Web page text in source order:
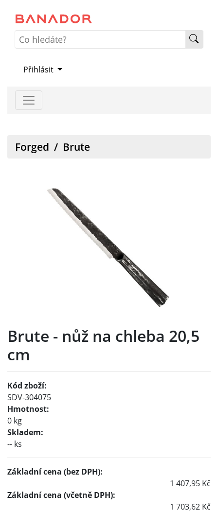
Přihlásit
Forged / Brute
Brute - nůž na chleba 20,5
cm
Kód zboží:
SDV-304075
Hmotnost:
0 kg
Skladem:
-- ks
Základní cena (bez DPH):
1 407,95 Kč
Základní cena (včetně DPH):
1 703,62 Kč